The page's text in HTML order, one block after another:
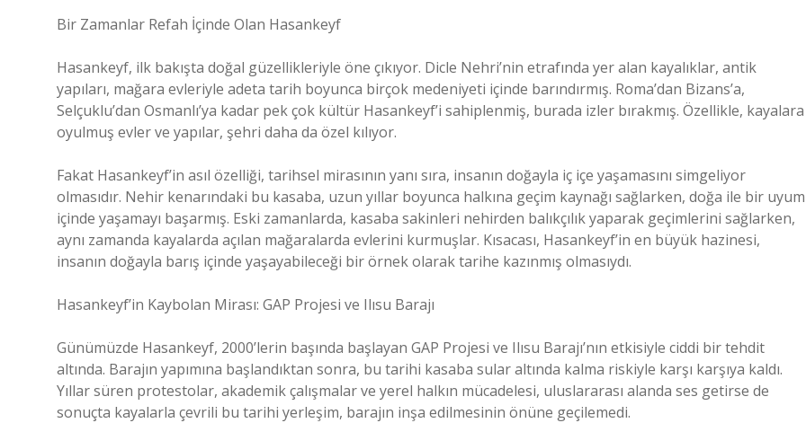
Bir Zamanlar Refah İçinde Olan Hasankeyf
Hasankeyf, ilk bakışta doğal güzellikleriyle öne çıkıyor. Dicle Nehri’nin etrafında yer alan kayalıklar, antik
yapıları, mağara evleriyle adeta tarih boyunca birçok medeniyeti içinde barındırmış. Roma’dan Bizans’a,
Selçuklu’dan Osmanlı’ya kadar pek çok kültür Hasankeyf’i sahiplenmiş, burada izler bırakmış. Özellikle, kayalara
oyulmuş evler ve yapılar, şehri daha da özel kılıyor.
Fakat Hasankeyf’in asıl özelliği, tarihsel mirasının yanı sıra, insanın doğayla iç içe yaşamasını simgeliyor
olmasıdır. Nehir kenarındaki bu kasaba, uzun yıllar boyunca halkına geçim kaynağı sağlarken, doğa ile bir uyum
içinde yaşamayı başarmış. Eski zamanlarda, kasaba sakinleri nehirden balıkçılık yaparak geçimlerini sağlarken,
aynı zamanda kayalarda açılan mağaralarda evlerini kurmuşlar. Kısacası, Hasankeyf’in en büyük hazinesi,
insanın doğayla barış içinde yaşayabileceği bir örnek olarak tarihe kazınmış olmasıydı.
Hasankeyf’in Kaybolan Mirası: GAP Projesi ve Ilısu Barajı
Günümüzde Hasankeyf, 2000’lerin başında başlayan GAP Projesi ve Ilısu Barajı’nın etkisiyle ciddi bir tehdit
altında. Barajın yapımına başlandıktan sonra, bu tarihi kasaba sular altında kalma riskiyle karşı karşıya kaldı.
Yıllar süren protestolar, akademik çalışmalar ve yerel halkın mücadelesi, uluslararası alanda ses getirse de
sonuçta kayalarla çevrili bu tarihi yerleşim, barajın inşa edilmesinin önüne geçilemedi.